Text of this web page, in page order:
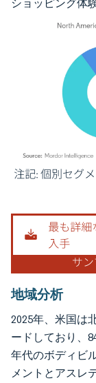
ショッピング体
画像 © Mordor
地域分析
2025年、米国は
ードしており、
年代のボディビ
メントとアスレ